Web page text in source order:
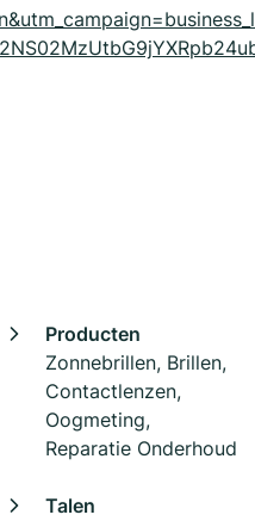
Producten
Zonnebrillen, Brillen,
Contactlenzen,
Oogmeting,
Reparatie Onderhoud
Talen